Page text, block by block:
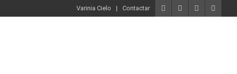
Varinia Cielo Contactar